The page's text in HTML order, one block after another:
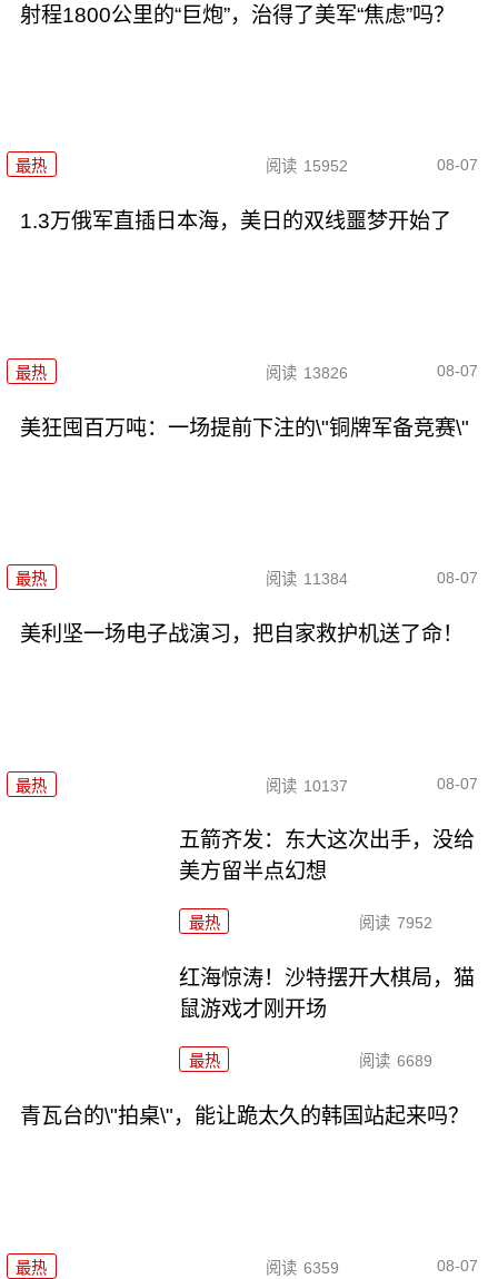
射程1800公里的“巨炮”，治得了美军“焦虑”吗？
最热 阅读 15952 08-07
1.3万俄军直插日本海，美日的双线噩梦开始了
最热 阅读 13826 08-07
美狂囤百万吨：一场提前下注的\"铜牌军备竞赛\"
最热 阅读 11384 08-07
美利坚一场电子战演习，把自家救护机送了命！
最热 阅读 10137 08-07
五箭齐发：东大这次出手，没给
美方留半点幻想
最热 阅读 7952
红海惊涛！沙特摆开大棋局，猫
鼠游戏才刚开场
最热 阅读 6689
青瓦台的\"拍桌\"，能让跪太久的韩国站起来吗？
最热 阅读 6359 08-07